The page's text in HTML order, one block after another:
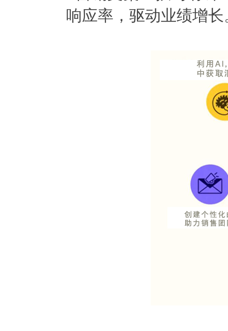
响应率，驱动业绩增